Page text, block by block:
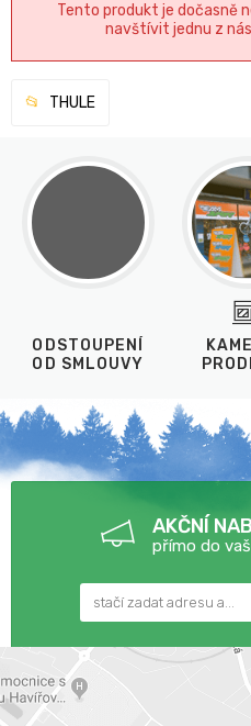
Tento produkt je dočasně
navštívit jednu z
THULE
ODSTOUPENÍ
OD SMLOUVY
AKČNÍ
přímo do